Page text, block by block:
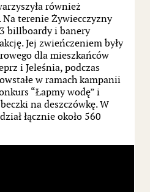
również
terenie Żywiecczyzny
billboardy i banery
Jej zwieńczeniem były
dla mieszkańców
i Jeleśnia, podczas
w ramach kampanii
“Łapmy wodę” i
na deszczówkę. W
łącznie około 560